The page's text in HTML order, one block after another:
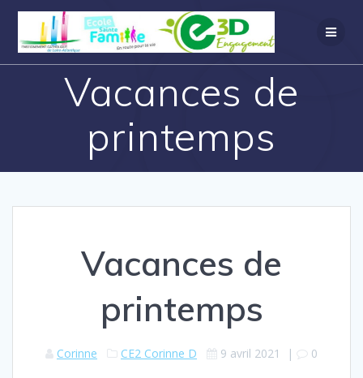
Vacances de
printemps
Vacances de
printemps
Corinne CE2 Corinne D 9 avril 2021 | 0